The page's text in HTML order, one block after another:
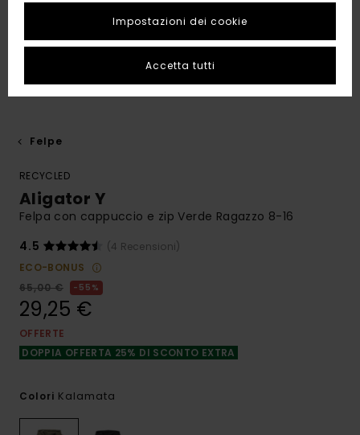
Felpe
RECYCLED
Aligator Y
Felpa con cappuccio e zip Verde Ragazzo 8-16
4.5
(4 Recensioni)
ECO-BONUS
65,00 €
55%
29,25 €
OFFERTE
DOPPIA OFFERTA 25% DI SCONTO EXTRA
Colori Kalamata
Impostazioni dei cookie
Accetta tutti